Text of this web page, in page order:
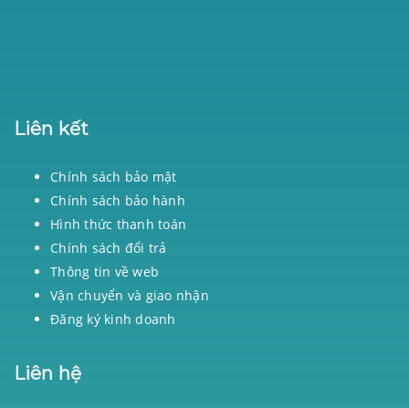
Liên kết
Chính sách bảo mật
Chính sách bảo hành
Hình thức thanh toán
Chính sách đổi trả
Thông tin về web
Vận chuyển và giao nhận
Đăng ký kinh doanh
Liên hệ